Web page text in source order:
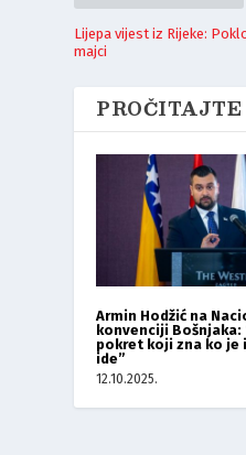
Lijepa vijest iz Rijeke:
majci
PROČITAJTE
Armin Hodžić na
konvenciji Bošnjaka:
pokret koji zna ko je
ide”
12.10.2025.